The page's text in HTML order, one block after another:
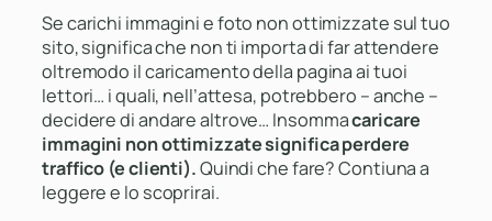
Se carichi immagini e foto non ottimizzate sul tuo
sito, significa che non ti importa di far attendere
oltremodo il caricamento della pagina ai tuoi
lettori… i quali, nell’attesa, potrebbero –anche –
decidere di andare altrove… Insommacaricare
immagini non ottimizzate significa perdere
traffico (e clienti).Quindi che fare? Contiuna a
leggere e lo scoprirai.